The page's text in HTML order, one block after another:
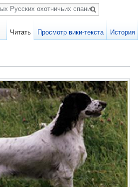
Читать Просмотр вики-текста История